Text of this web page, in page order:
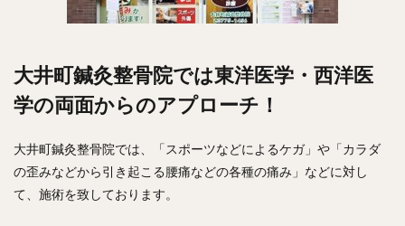
大井町鍼灸整骨院では東洋医学・西洋医
学の両面からのアプローチ！
大井町鍼灸整骨院では、「スポーツなどによるケガ」や「カラダ
の歪みなどから引き起こる腰痛などの各種の痛み」などに対し
て、施術を致しております。